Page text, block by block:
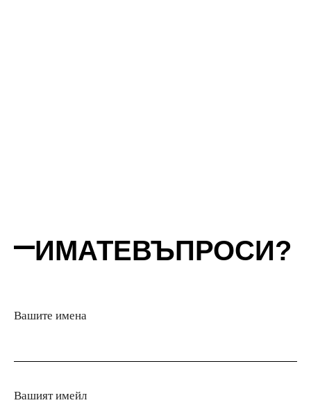
ИМАТЕВЪПРОСИ?
Вашите имена
Вашият имейл